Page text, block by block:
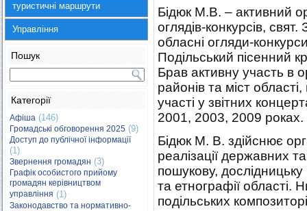
туристичні маршрути
Управління
Пошук
Категорії
Афіша (146)
Громадські обговорення 2025 (9)
Доступ до публічної інформації
(1)
Звернення громадян (3)
Графік особистого прийому
громадян керівництвом
управління (1)
Законодавство та нормативно-
Бідюк М.В. – активний
оглядів-конкурсів, свят.
обласні огляди-
Подільський пісенний
Брав активну участь в
районів та міст
участі у звітних
2001, 2003, 2009 роках.
Бідюк М. В. здійснює
реалізації державних
пошукову, дослідницьку
та етнографії області.
подільських